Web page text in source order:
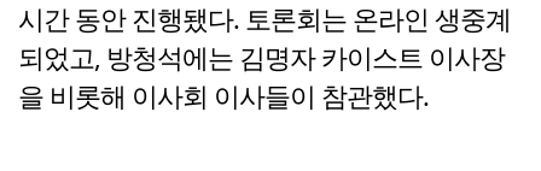
시간 동안 진행됐다. 토론회는 온라인 생중계
되었고, 방청석에는 김명자 카이스트 이사장
을 비롯해 이사회 이사들이 참관했다.